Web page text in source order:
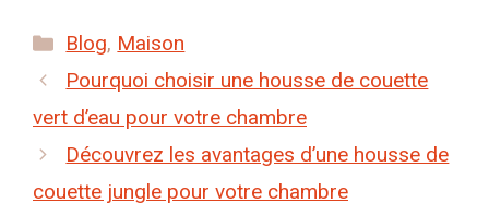
Catégories
Blog, Maison
Pourquoi choisir une housse de couette
vert d’eau pour votre chambre
Découvrez les avantages d’une housse de
couette jungle pour votre chambre